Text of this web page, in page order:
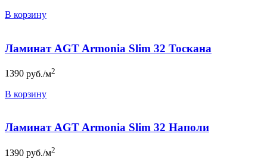
В корзину
Ламинат AGT Armonia Slim 32 Тоскана
1390 руб./м2
В корзину
Ламинат AGT Armonia Slim 32 Наполи
1390 руб./м2